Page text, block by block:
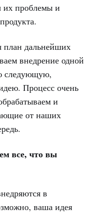
проблемы и
план дальнейших
внедрение одной
следующую,
Процесс очень
и
от наших
все, что вы
в
ваша идея